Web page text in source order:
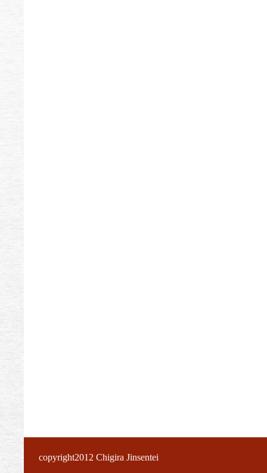
copyright2012 Chigira Jinsentei